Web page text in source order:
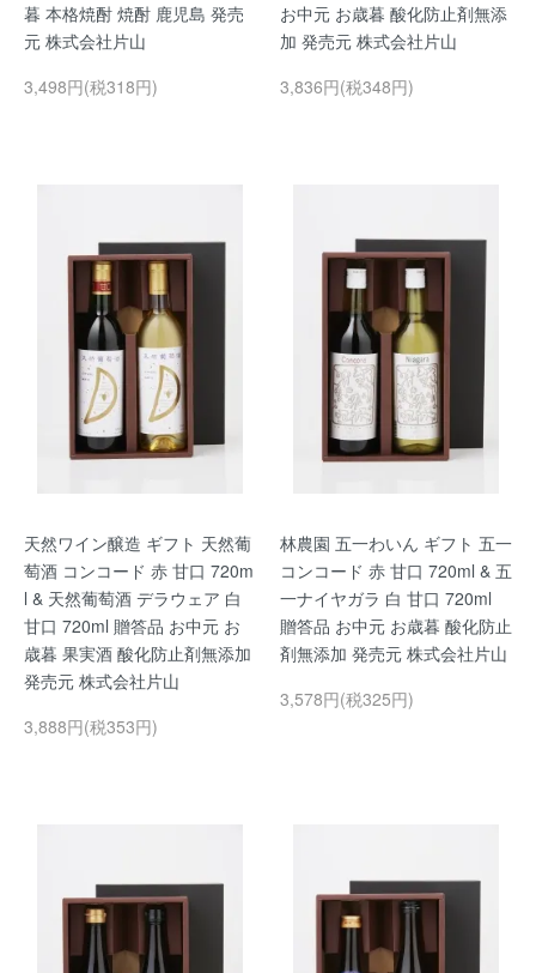
暮 本格焼酎 焼酎 鹿児島 発売
元 株式会社片山
3,498円(税318円)
お中元 お歳暮 酸化防止剤無添
加 発売元 株式会社片山
3,836円(税348円)
天然ワイン醸造 ギフト 天然葡
萄酒 コンコード 赤 甘口 720m
l & 天然葡萄酒 デラウェア 白
甘口 720ml 贈答品 お中元 お
歳暮 果実酒 酸化防止剤無添加
発売元 株式会社片山
3,888円(税353円)
林農園 五一わいん ギフト 五一
コンコード 赤 甘口 720ml & 五
一ナイヤガラ 白 甘口 720ml
贈答品 お中元 お歳暮 酸化防止
剤無添加 発売元 株式会社片山
3,578円(税325円)